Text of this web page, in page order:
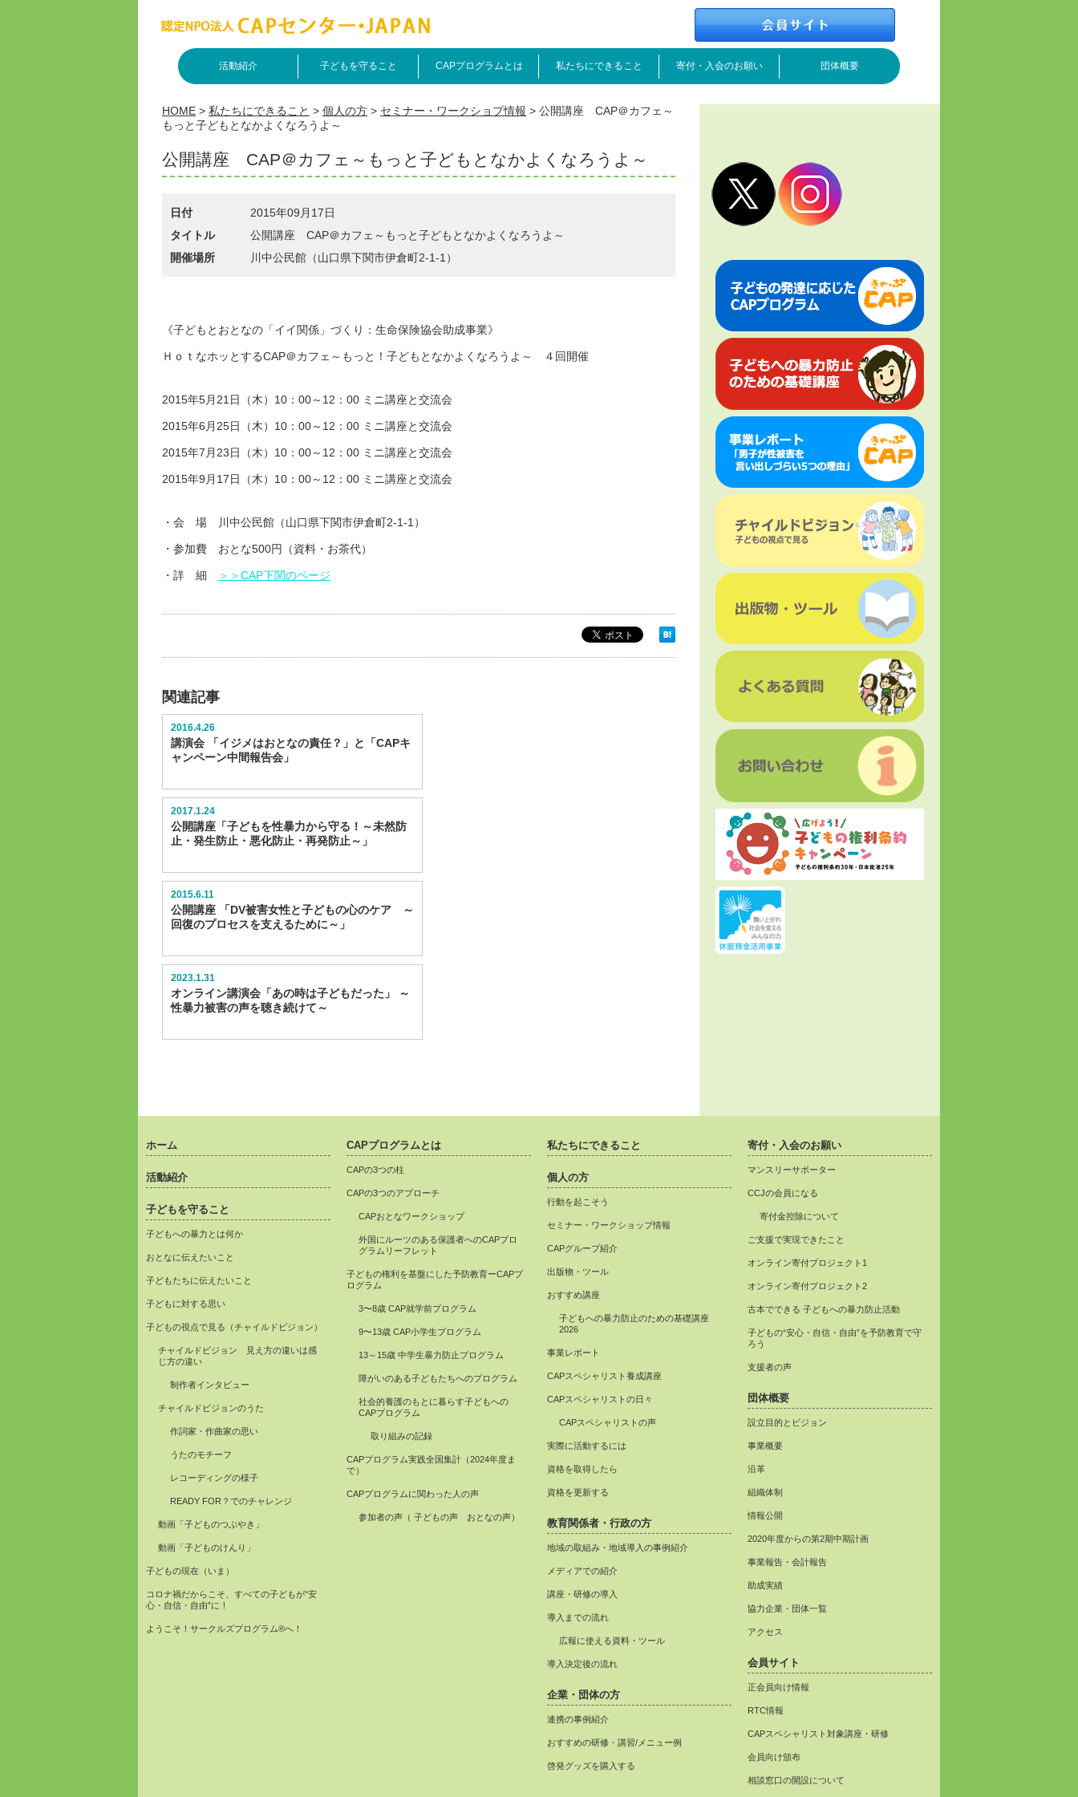
活動紹介 子どもを守ること CAPプログラムとは 私たちにできること 寄付・入会のお願い 団体概要
HOME > 私たちにできること > 個人の方 > セミナー・ワークショプ情報 > 公開講座 CAP＠カフェ～
もっと子どもとなかよくなろうよ～
公開講座 CAP＠カフェ～もっと子どもとなかよくなろうよ～
日付
2015年09月17日
タイトル
公開講座 CAP＠カフェ～もっと子どもとなかよくなろうよ～
開催場所
川中公民館（山口県下関市伊倉町2-1-1）
《子どもとおとなの「イイ関係」づくり：生命保険協会助成事業》
ＨｏｔなホッとするCAP＠カフェ～もっと！子どもとなかよくなろうよ～ ４回開催
2015年5月21日（木）10：00～12：00 ミニ講座と交流会
2015年6月25日（木）10：00～12：00 ミニ講座と交流会
2015年7月23日（木）10：00～12：00 ミニ講座と交流会
2015年9月17日（木）10：00～12：00 ミニ講座と交流会
・会 場 川中公民館（山口県下関市伊倉町2-1-1）
・参加費 おとな500円（資料・お茶代）
・詳 細 ＞＞CAP下関のページ
関連記事
2016.4.26
講演会 「イジメはおとなの責任？」と「CAPキ
ャンペーン中間報告会」
2017.1.24
公開講座「子どもを性暴力から守る！～未然防
止・発生防止・悪化防止・再発防止～」
2015.6.11
公開講座 「DV被害女性と子どもの心のケア ～
回復のプロセスを支えるために～」
2023.1.31
オンライン講演会「あの時は子どもだった」 ～
性暴力被害の声を聴き続けて～
ホーム
活動紹介
子どもを守ること
子どもへの暴力とは何か
おとなに伝えたいこと
子どもたちに伝えたいこと
子どもに対する思い
子どもの視点で見る（チャイルドビジョン）
チャイルドビジョン 見え方の違いは感
じ方の違い
制作者インタビュー
チャイルドビジョンのうた
作詞家・作曲家の思い
うたのモチーフ
レコーディングの様子
READY FOR？でのチャレンジ
動画「子どものつぶやき」
動画「子どものけんり」
子どもの現在（いま）
コロナ禍だからこそ、すべての子どもが“安
心・自信・自由”に！
ようこそ！サークルズプログラム®へ！
CAPプログラムとは
CAPの3つの柱
CAPの3つのアプローチ
CAPおとなワークショップ
外国にルーツのある保護者へのCAPプロ
グラムリーフレット
子どもの権利を基盤にした予防教育ーCAPプ
ログラム
3〜8歳 CAP就学前プログラム
9〜13歳 CAP小学生プログラム
13～15歳 中学生暴力防止プログラム
障がいのある子どもたちへのプログラム
社会的養護のもとに暮らす子どもへの
CAPプログラム
取り組みの記録
CAPプログラム実践全国集計（2024年度ま
で）
CAPプログラムに関わった人の声
参加者の声（ 子どもの声 おとなの声）
私たちにできること
個人の方
行動を起こそう
セミナー・ワークショップ情報
CAPグループ紹介
出版物・ツール
おすすめ講座
子どもへの暴力防止のための基礎講座
2026
事業レポート
CAPスペシャリスト養成講座
CAPスペシャリストの日々
CAPスペシャリストの声
実際に活動するには
資格を取得したら
資格を更新する
教育関係者・行政の方
地域の取組み・地域導入の事例紹介
メディアでの紹介
講座・研修の導入
導入までの流れ
広報に使える資料・ツール
導入決定後の流れ
企業・団体の方
連携の事例紹介
おすすめの研修・講習/メニュー例
啓発グッズを購入する
寄付・入会のお願い
マンスリーサポーター
CCJの会員になる
寄付金控除について
ご支援で実現できたこと
オンライン寄付プロジェクト1
オンライン寄付プロジェクト2
古本でできる 子どもへの暴力防止活動
子どもの“安心・自信・自由”を予防教育で守
ろう
支援者の声
団体概要
設立目的とビジョン
事業概要
沿革
組織体制
情報公開
2020年度からの第2期中期計画
事業報告・会計報告
助成実績
協力企業・団体一覧
アクセス
会員サイト
正会員向け情報
RTC情報
CAPスペシャリスト対象講座・研修
会員向け頒布
相談窓口の開設について